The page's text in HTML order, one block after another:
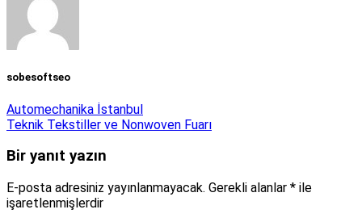
sobesoftseo
Automechanika İstanbul
Teknik Tekstiller ve Nonwoven Fuarı
Bir yanıt yazın
E-posta adresiniz yayınlanmayacak. Gerekli alanlar * ile
işaretlenmişlerdir